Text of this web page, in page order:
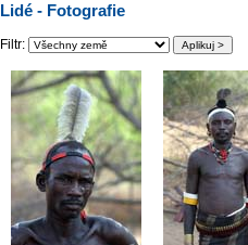
Lidé - Fotografie
Filtr: